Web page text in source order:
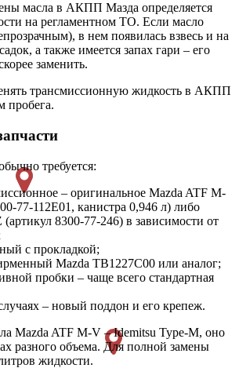
масла в АКПП Мазда определяется
на регламентном ТО. Если масло
в нем появилась взвесь и на
а также имеется запах гари – его
заменить.
трансмиссионную жидкость в АКПП
пробега.
требуется:
– оригинальное Mazda ATF M-
77-112E01, канистра 0,946 л) либо
8300-77-246) в зависимости от
с прокладкой;
Mazda TB1227C00 или аналог;
пробки – чаще всего стандартная
– новый поддон и его крепеж.
Mazda ATF M-V – Idemitsu Type-M, оно
разного объема. Для полной замены
жидкости.